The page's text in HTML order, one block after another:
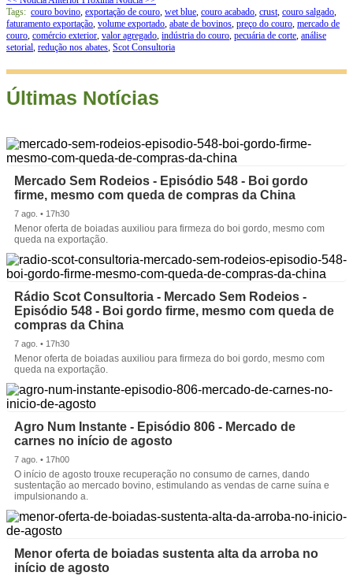
Tags: couro bovino, exportação de couro, wet blue, couro acabado, crust, couro salgado,
faturamento exportação, volume exportado, abate de bovinos, preço do couro, mercado de
couro, comércio exterior, valor agregado, indústria do couro, pecuária de corte, análise
setorial, redução nos abates, Scot Consultoria
Últimas Notícias
Mercado Sem Rodeios - Episódio 548 - Boi gordo
firme, mesmo com queda de compras da China
7 ago. • 17h30
Menor oferta de boiadas auxiliou para firmeza do boi gordo, mesmo com
queda na exportação.
Rádio Scot Consultoria - Mercado Sem Rodeios -
Episódio 548 - Boi gordo firme, mesmo com queda de
compras da China
7 ago. • 17h30
Menor oferta de boiadas auxiliou para firmeza do boi gordo, mesmo com
queda na exportação.
Agro Num Instante - Episódio 806 - Mercado de
carnes no início de agosto
7 ago. • 17h00
O início de agosto trouxe recuperação no consumo de carnes, dando
sustentação ao mercado bovino, estimulando as vendas de carne suína e
impulsionando a.
Menor oferta de boiadas sustenta alta da arroba no
início de agosto